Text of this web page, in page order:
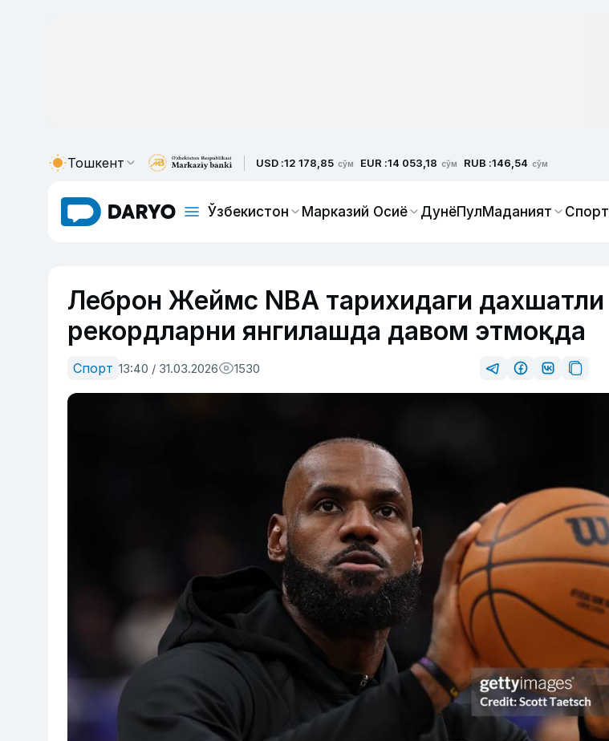
Тошкент USD :12 178,85 сўм EUR :14 053,18 сўм RUB :146,54 сўм
Ўзбекистон Марказий Осиё ДунёПулМаданият Спорт
Леброн Жеймс NBA тарихидаги дахшатли
рекордларни янгилашда давом этмоқда
Спорт 13:40 / 31.03.2026 1530